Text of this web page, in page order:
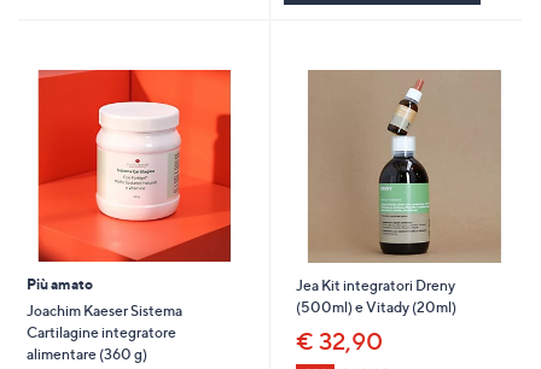
Più amato
Joachim Kaeser Sistema
Cartilagine integratore
alimentare (360 g)
Jea Kit integratori Dreny
(500ml) e Vitady (20ml)
€ 32,90